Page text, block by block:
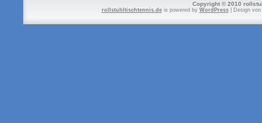
Copyright © 2010
rollstuhltischtennis.deis powered by WordPress| Design von